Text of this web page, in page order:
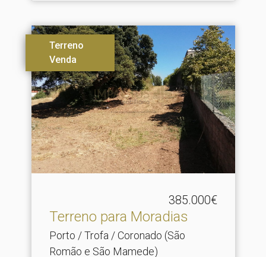
Terreno
Venda
385.000€
Terreno para Moradias
Porto / Trofa / Coronado (São
Romão e São Mamede)